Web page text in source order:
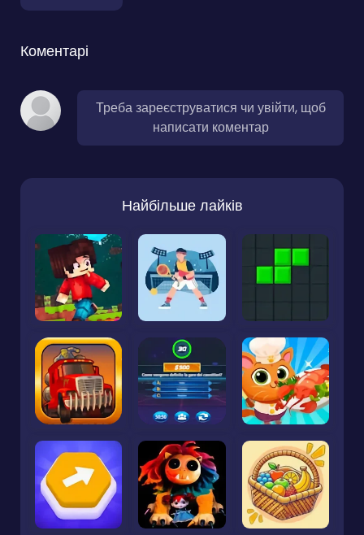
Коментарі
Треба зареєструватися чи увійти, щоб
написати коментар
Найбільше лайків